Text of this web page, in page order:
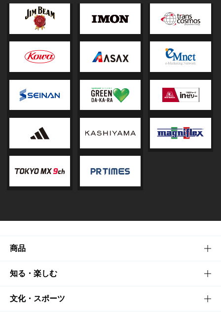
商品
商品TOP
商品一覧
知る・楽しむ
知る・楽しむTOP
文化・スポーツ